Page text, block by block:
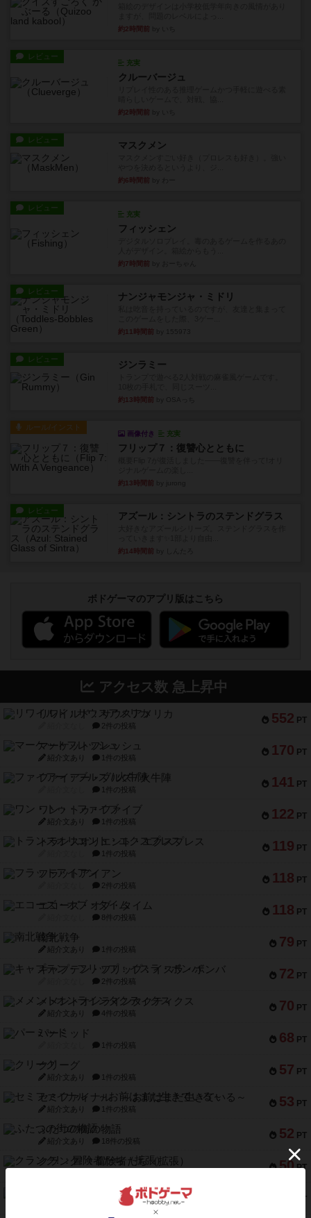
約2時間前
レビュー
充実
クルーバージュ
約2時間前
レビュー マスクメン
約6時間前
レビュー
充実
フィッシェン
約7時間前
レビュー ナンジャモンジャ・ミドリ
約11時間前
レビュー ジンラミー
約13時間前
ルール/インスト
画像付き 充実
フリップ７：復讐心とともに
約13時間前
レビュー アズール：シントラのステンドグラス
約14時間前
ボドゲーマのアプリ版はこちら
アクセス数 急上昇中
552 PT
リワイルド：サウスアメリカ
2件の投稿
170 PT
マーケットフレッシュ
紹介文あり 1件の投稿
141 PT
ファイアー・ブルズ / 火牛陣
1件の投稿
122 PT
ワン・トゥ・ファイブ
紹介文あり 1件の投稿
119 PT
トランスオリエント・エクスプレス
1件の投稿
118 PT
フラットアイアン
2件の投稿
118 PT
エコーズ・オブ・タイム
8件の投稿
79 PT
南北戦争
紹介文あり 1件の投稿
72 PT
キャプテン・フリップ：イスラ・ボンバ
2件の投稿
70 PT
メメントオンラインタクティクス
紹介文あり 4件の投稿
68 PT
パーミッド
1件の投稿
57 PT
クリーグ
紹介文あり 1件の投稿
53 PT
セミファイナル ～お前はまだ生きている～
紹介文あり 1件の投稿
52 PT
ふたつの街の物語
紹介文あり 18件の投稿
50 PT
クランク! ：冒険者たち（拡張）
PT
1件の投稿